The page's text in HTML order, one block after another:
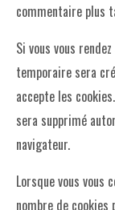
commentaire plus
Si vous vous
temporaire sera
accepte les
sera supprimé
navigateur.
Lorsque vous vous
nombre de